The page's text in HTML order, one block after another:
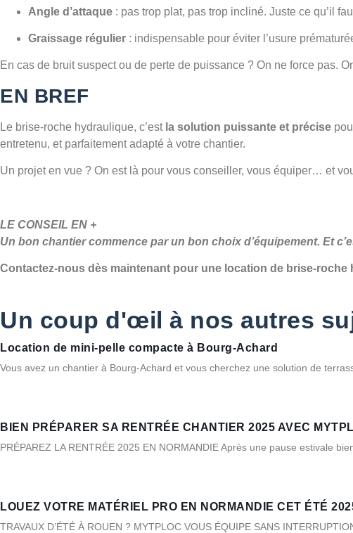
Angle d’attaque : pas trop plat, pas trop incliné. Juste ce qu’il
Graissage régulier : indispensable pour éviter l’usure
En cas de bruit suspect ou de perte de puissance ? On ne force pas.
EN BREF
Le brise-roche hydraulique, c’est la solution puissante et précise
entretenu, et parfaitement adapté à votre chantier.
Un projet en vue ? On est là pour vous conseiller, vous équiper… et
LE CONSEIL EN +
Un bon chantier commence par un bon choix d’équipement. Et
Contactez-nous dès maintenant pour une location de brise-
Un coup d'œil à nos autres
Location de mini-pelle compacte à Bourg-Achard
Vous avez un chantier à Bourg-Achard et vous cherchez une solution de
BIEN PRÉPARER SA RENTRÉE CHANTIER 2025 AVEC
PRÉPAREZ LA RENTRÉE 2025 EN NORMANDIE Après une pause estivale
LOUEZ VOTRE MATÉRIEL PRO EN NORMANDIE CET ÉTÉ
TRAVAUX D’ÉTÉ À ROUEN ? MYTPLOC VOUS ÉQUIPE SANS